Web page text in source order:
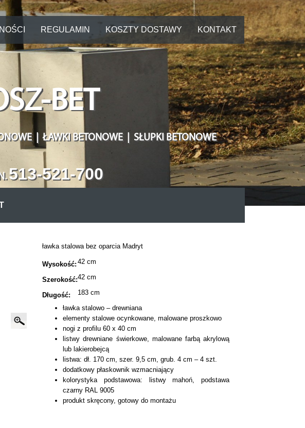
REGULAMIN KOSZTY DOSTAWY KONTAKT
BET
| ŁAWKI BETONOWE | SŁUPKI BETONOWE
.513-521-700
ławka stalowa bez oparcia Madryt
Wysokość: 42 cm
Szerokość:42 cm
Długość:
183 cm
ławka stalowo – drewniana
elementy stalowe ocynkowane, malowane proszkowo
nogi z profilu 60 x 40 cm
listwy drewniane świerkowe, malowane farbą akrylową
lub lakierobejcą
listwa: dł. 170 cm, szer. 9,5 cm, grub. 4 cm – 4 szt.
dodatkowy płaskownik wzmacniający
kolorystyka podstawowa: listwy mahoń, podstawa
czarny RAL 9005
produkt skręcony, gotowy do montażu